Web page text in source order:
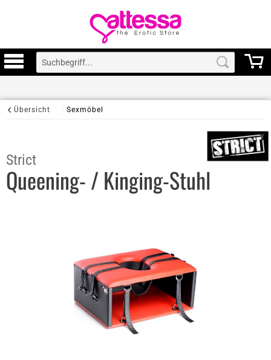
Übersicht Sexmöbel
Strict
Queening- / Kinging-Stuhl